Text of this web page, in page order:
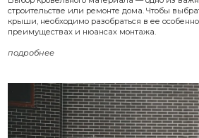
строительстве или ремонте дома. Чтобы
крыши, необходимо разобраться в ее
преимуществах и нюансах монтажа.
подробнее